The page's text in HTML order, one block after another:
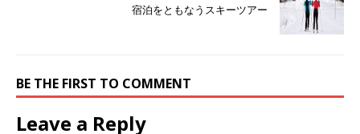
宿泊をともなうスキーツアー
BE THE FIRST TO COMMENT
Leave a Reply